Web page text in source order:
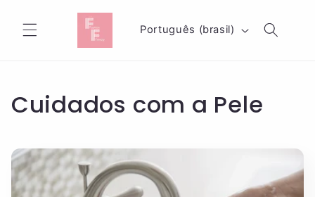
conteúdo
o
m
Português (brasil)
Cuidados com a Pele